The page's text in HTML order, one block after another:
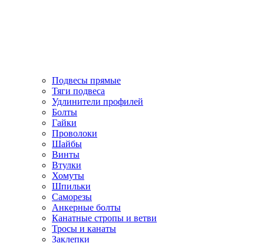
Подвесы прямые
Тяги подвеса
Удлинители профилей
Болты
Гайки
Проволоки
Шайбы
Винты
Втулки
Хомуты
Шпильки
Саморезы
Анкерные болты
Канатные стропы и ветви
Тросы и канаты
Заклепки